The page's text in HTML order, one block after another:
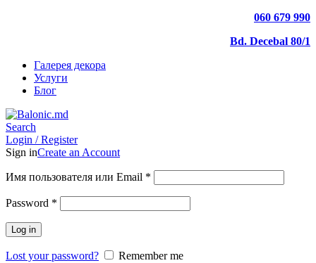
060 679 990
Bd. Decebal 80/1
Галерея декора
Услуги
Блог
Search
Login / Register
Sign inCreate an Account
Имя пользователя или Email *
Password *
Log in
Lost your password?
Remember me